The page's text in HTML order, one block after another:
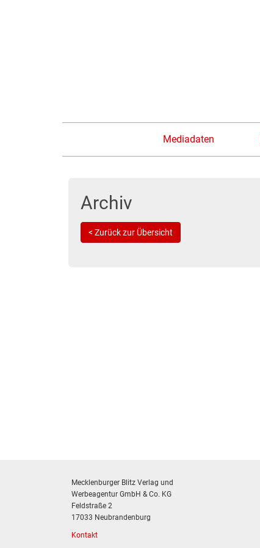
Mediadaten
Archiv
< Zurück zur Übersicht
Mecklenburger Blitz Verlag und
Werbeagentur GmbH & Co. KG
Feldstraße 2
17033 Neubrandenburg
Kontakt